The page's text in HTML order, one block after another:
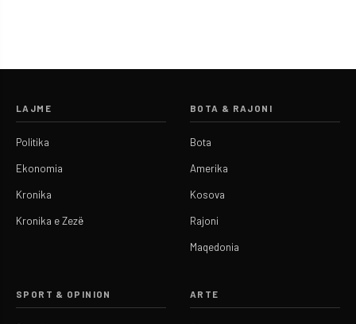
LAJME
Politika
Ekonomia
Kronika
Kronika e Zezë
BOTA & RAJONI
Bota
Amerika
Kosova
Rajoni
Maqedonia
SPORT & OPINION ARTE